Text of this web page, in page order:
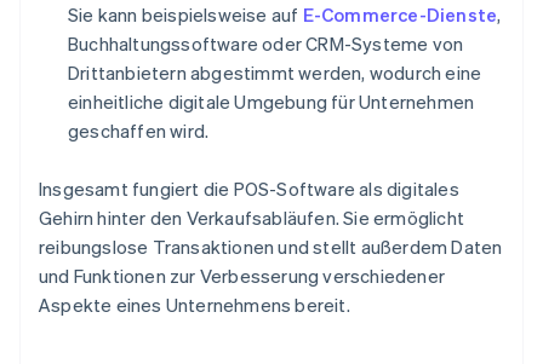
Sie kann beispielsweise auf E-Commerce-Dienste,
Buchhaltungssoftware oder CRM-Systeme von
Drittanbietern abgestimmt werden, wodurch eine
einheitliche digitale Umgebung für Unternehmen
geschaffen wird.
Insgesamt fungiert die POS-Software als digitales
Gehirn hinter den Verkaufsabläufen. Sie ermöglicht
reibungslose Transaktionen und stellt außerdem Daten
und Funktionen zur Verbesserung verschiedener
Aspekte eines Unternehmens bereit.